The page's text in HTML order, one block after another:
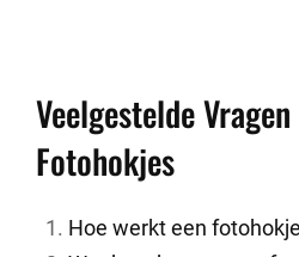
Veelgestelde
Fotohokjes
Hoe werkt een